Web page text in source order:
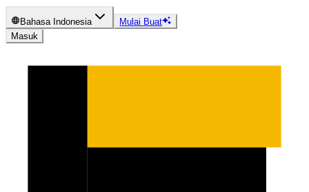
Bahasa Indonesia
Mulai Buat
Masuk